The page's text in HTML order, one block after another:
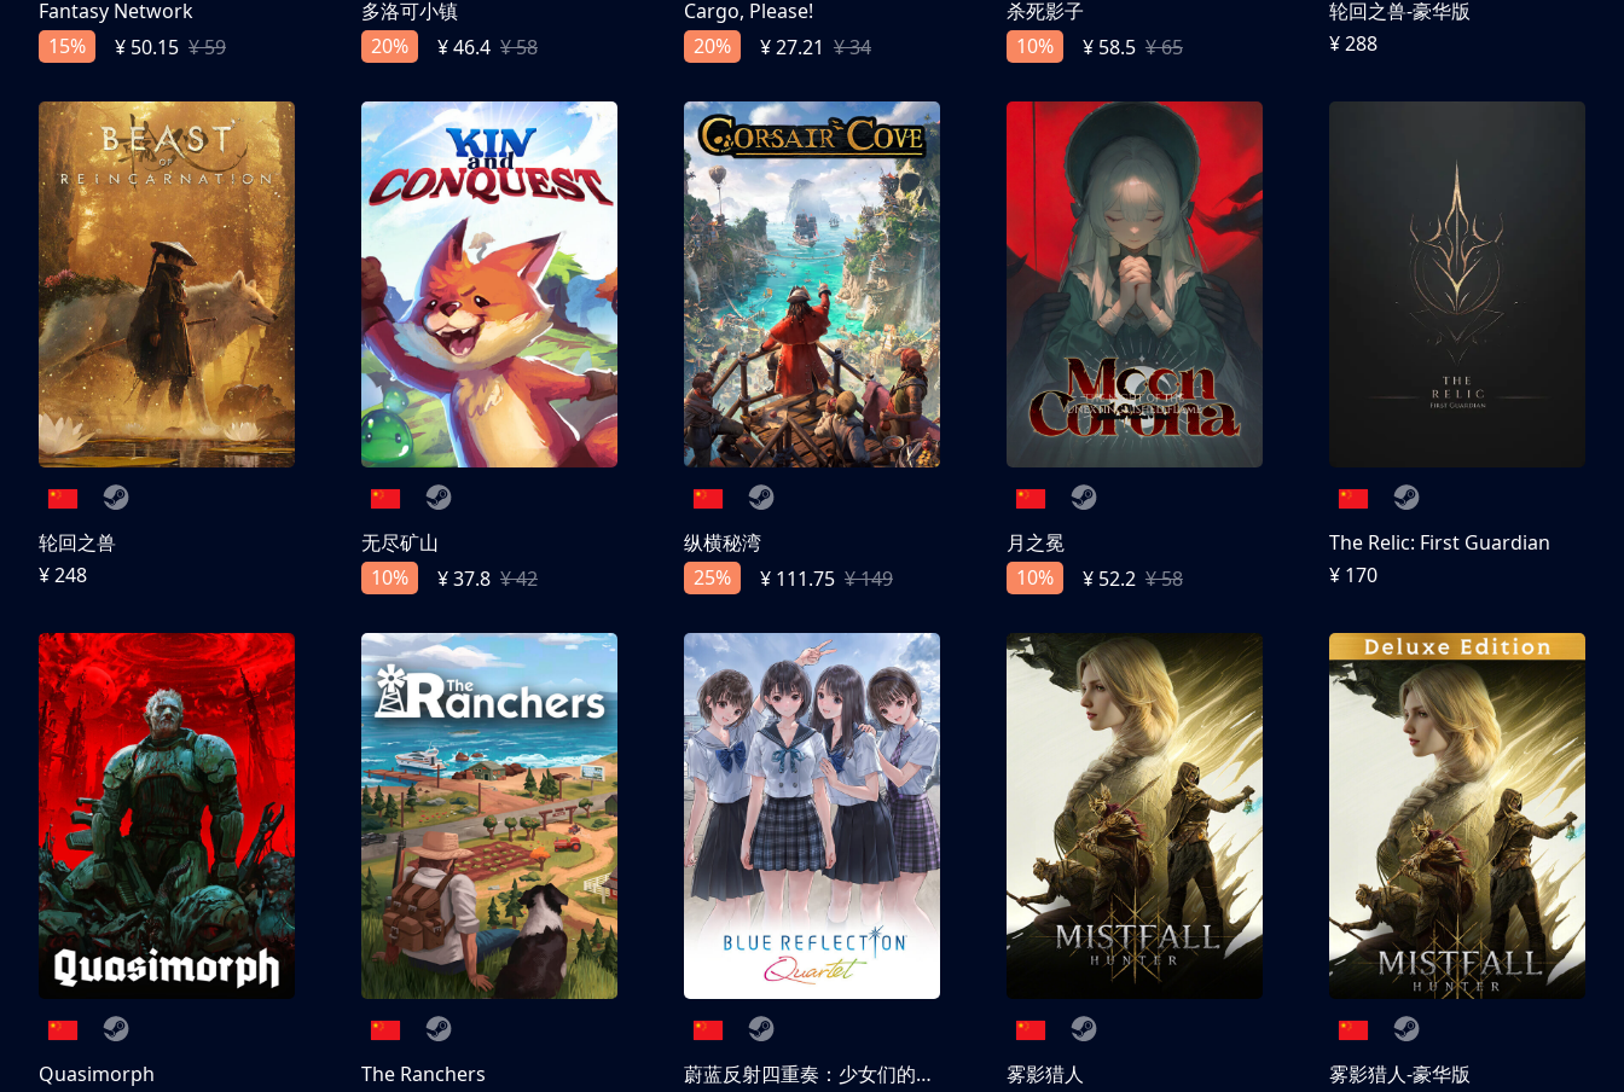
Fantasy Network
15%
¥ 50.15 ¥ 59
多洛可小镇
20%
¥ 46.4 ¥ 58
Cargo, Please!
20%
¥ 27.21 ¥ 34
杀死影子
10%
¥ 58.5 ¥ 65
轮回之兽-豪华版
¥ 288
轮回之兽
¥ 248
无尽矿山
10%
¥ 37.8 ¥ 42
纵横秘湾
25%
¥ 111.75 ¥ 149
月之冕
10%
¥ 52.2 ¥ 58
The Relic: First Guardian
¥ 170
Quasimorph
The Ranchers
蔚蓝反射四重奏：少女们的奇迹
雾影猎人
雾影猎人-豪华版